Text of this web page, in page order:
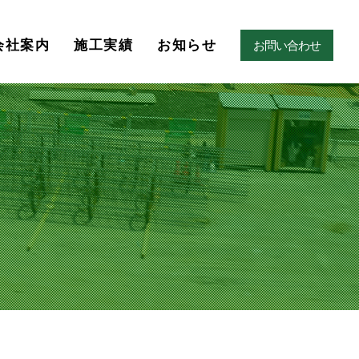
社案内 施工実績 お知らせ お問い合わせ